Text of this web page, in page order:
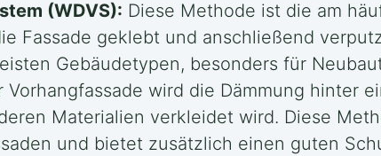
(WDVS): Diese Methode ist die am
Fassade geklebt und anschließend
Gebäudetypen, besonders für
Vorhangfassade wird die Dämmung hinter
Materialien verkleidet wird. Diese
und bietet zusätzlich einen guten